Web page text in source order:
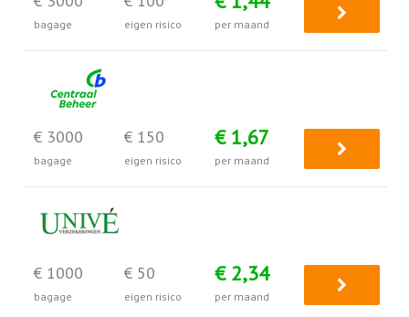
bagage eigen risico per maand
€ 3000
bagage
€ 150
eigen risico
€ 1,67
per maand
€ 1000
bagage
€ 50
eigen risico
€ 2,34
per maand